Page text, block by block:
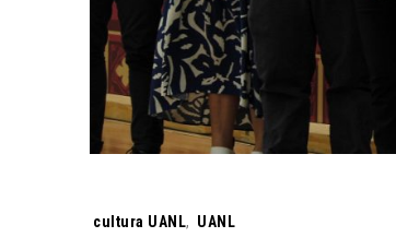
Tags:
cultura UANL, UANL